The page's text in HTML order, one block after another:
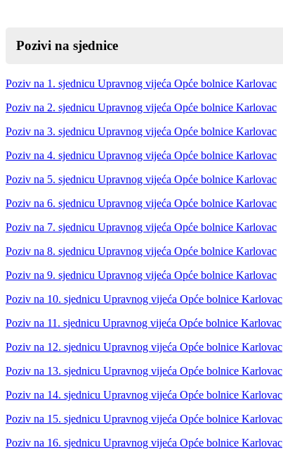
Pozivi na sjednice
Poziv na 1. sjednicu Upravnog vijeća Opće bolnice Karlovac
Poziv na 2. sjednicu Upravnog vijeća Opće bolnice Karlovac
Poziv na 3. sjednicu Upravnog vijeća Opće bolnice Karlovac
Poziv na 4. sjednicu Upravnog vijeća Opće bolnice Karlovac
Poziv na 5. sjednicu Upravnog vijeća Opće bolnice Karlovac
Poziv na 6. sjednicu Upravnog vijeća Opće bolnice Karlovac
Poziv na 7. sjednicu Upravnog vijeća Opće bolnice Karlovac
Poziv na 8. sjednicu Upravnog vijeća Opće bolnice Karlovac
Poziv na 9. sjednicu Upravnog vijeća Opće bolnice Karlovac
Poziv na 10. sjednicu Upravnog vijeća Opće bolnice Karlovac
Poziv na 11. sjednicu Upravnog vijeća Opće bolnice Karlovac
Poziv na 12. sjednicu Upravnog vijeća Opće bolnice Karlovac
Poziv na 13. sjednicu Upravnog vijeća Opće bolnice Karlovac
Poziv na 14. sjednicu Upravnog vijeća Opće bolnice Karlovac
Poziv na 15. sjednicu Upravnog vijeća Opće bolnice Karlovac
Poziv na 16. sjednicu Upravnog vijeća Opće bolnice Karlovac